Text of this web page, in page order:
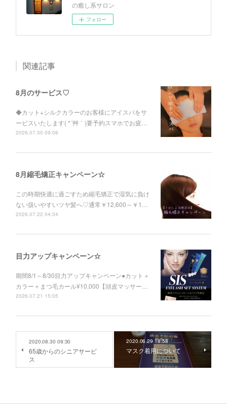
の癒し系サロン
フォロー
関連記事
8月のサービス♡
◆カット+シルクカラーのお客様にアイスパをサ
ービスいたします( *´艸｀)要予約スマホでお疲…
2026.07.30 09:06
8月縮毛矯正キャンペーン☆
この時期快適に過ごすため縮毛矯正で湿気に負け
ない扱いやすいツヤ髪へ♡通常￥12,600～￥1…
2026.07.22 04:34
目力アップキャンペーン☆
期間8/1～8/30目力アップキャンペーン●カット＋
カラー＋まつ毛カール¥10,000【頭皮マッサー…
2026.07.21 15:05
2020.08.30 09:30
65歳からのシニアサービ
ス
2020.06.29 18:58
マスク着用について